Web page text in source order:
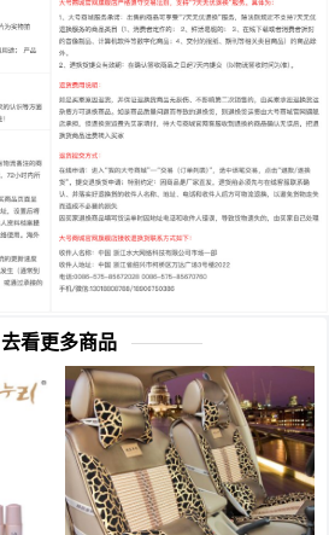
去看更多商品